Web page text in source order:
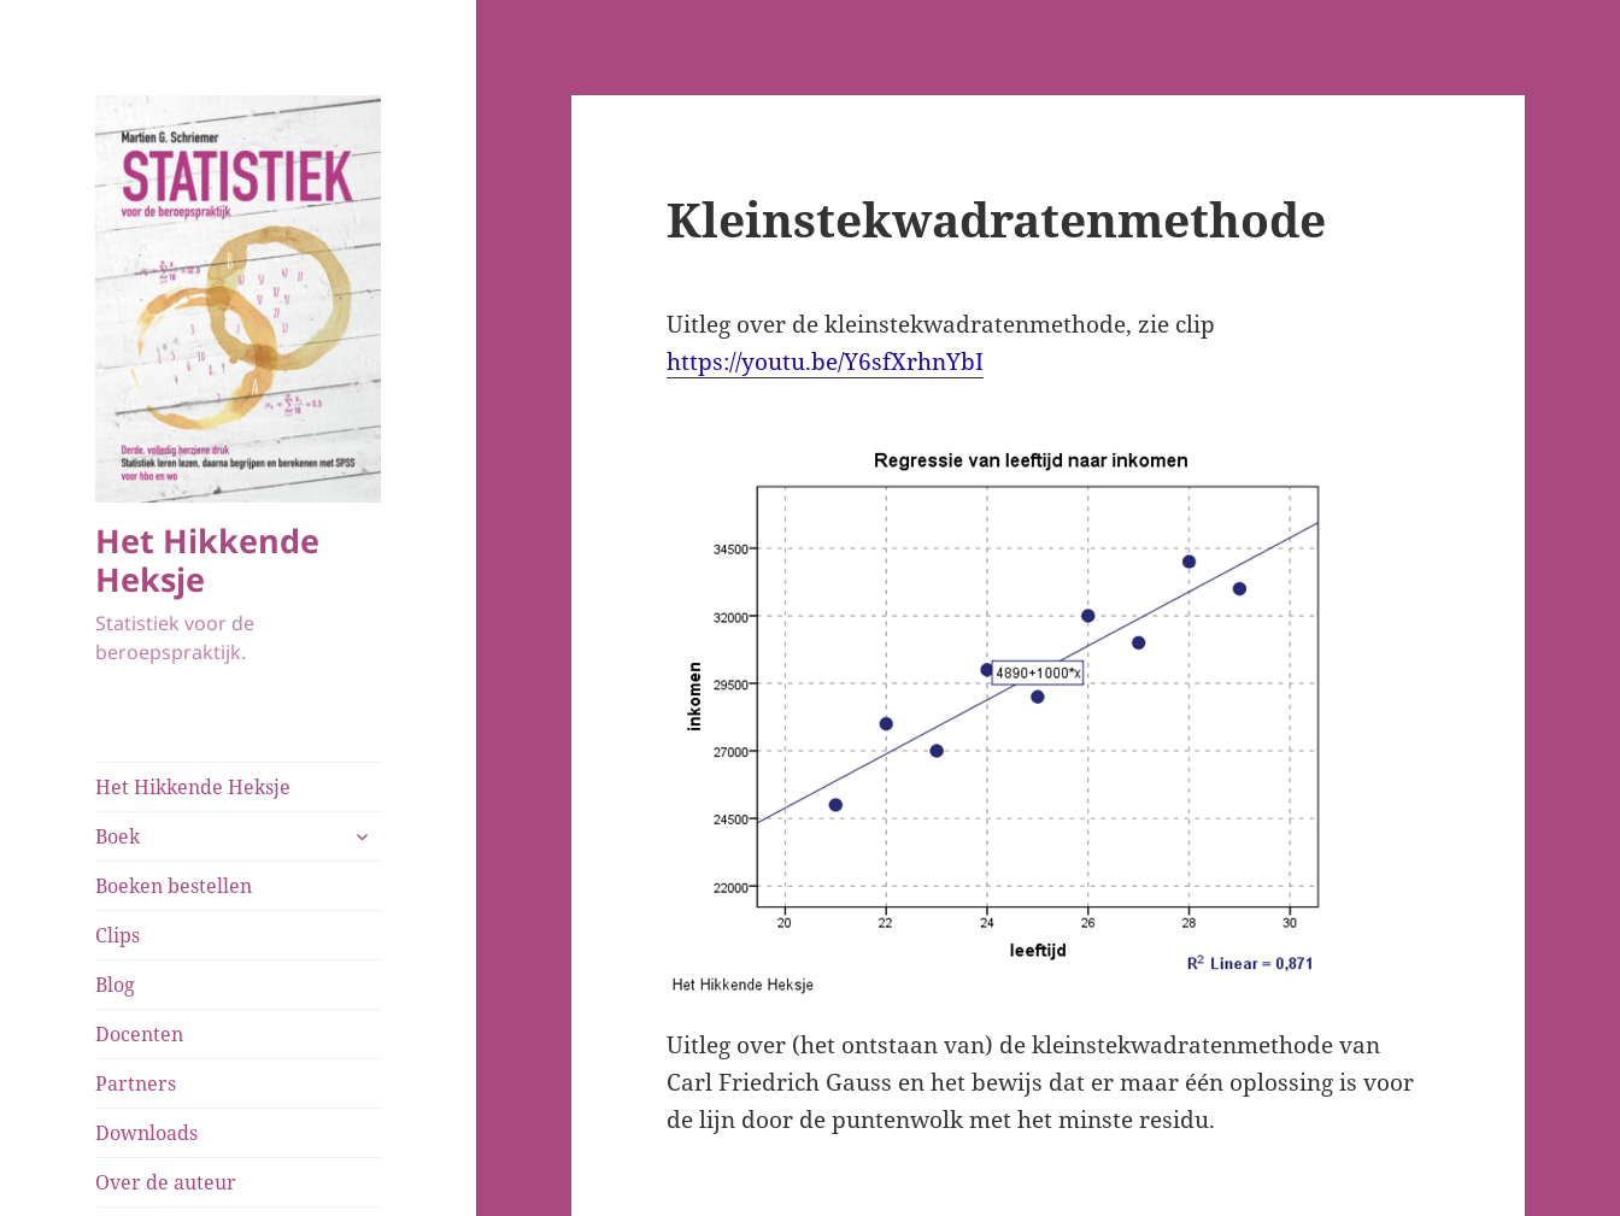
Het Hikkende
Heksje
Statistiek voor de
beroepspraktijk.
Het Hikkende Heksje
Boek
submenu
Boeken bestellen
Clips
Blog
Docenten
Partners
Downloads
Over de auteur
Kleinstekwadratenmethode
Uitleg over de kleinstekwadratenmethode, zie clip
https://youtu.be/Y6sfXrhnYbI
Uitleg over (het ontstaan van) de kleinstekwadratenmethode van
Carl Friedrich Gauss en het bewijs dat er maar één oplossing is voor
de lijn door de puntenwolk met het minste residu.